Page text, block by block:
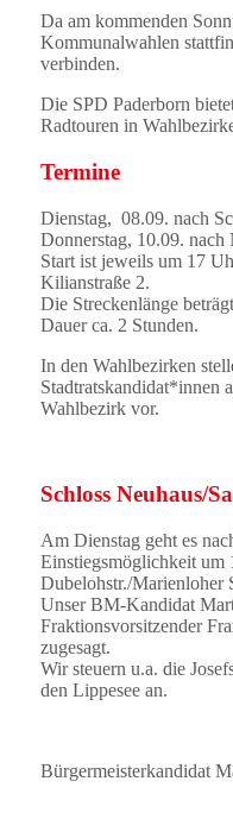
Da am kommenden
Kommunalwahlen
verbinden.
Die SPD Paderborn
Radtouren in
Termine
Dienstag, 08.09. nach
Donnerstag, 10.09.
Start ist jeweils um 17
Kilianstraße 2.
Die Streckenlänge
Dauer ca. 2 Stunden.
In den Wahlbezirken
Stadtratskandidat*innen
Wahlbezirk vor.
Schloss Neuhaus/
Am Dienstag geht es
Einstiegsmöglichkeit um
Dubelohstr./Marienloher
Unser BM-Kandidat
Fraktionsvorsitzender
zugesagt.
Wir steuern u.a. die
den Lippesee an.
Bürgermeisterkandidat